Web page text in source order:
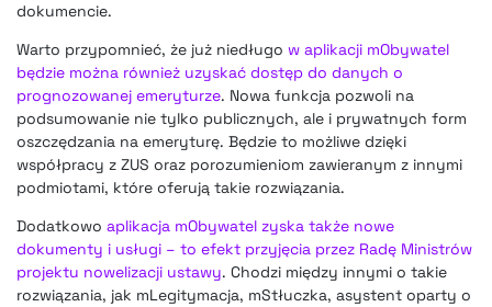
dokumencie.
Warto przypomnieć, że już niedługo w aplikacji mObywatel
będzie można również uzyskać dostęp do danych o
prognozowanej emeryturze. Nowa funkcja pozwoli na
podsumowanie nie tylko publicznych, ale i prywatnych form
oszczędzania na emeryturę. Będzie to możliwe dzięki
współpracy z ZUS oraz porozumieniom zawieranym z innymi
podmiotami, które oferują takie rozwiązania.
Dodatkowo aplikacja mObywatel zyska także nowe
dokumenty i usługi – to efekt przyjęcia przez Radę Ministrów
projektu nowelizacji ustawy. Chodzi między innymi o takie
rozwiązania, jak mLegitymacja, mStłuczka, asystent oparty o